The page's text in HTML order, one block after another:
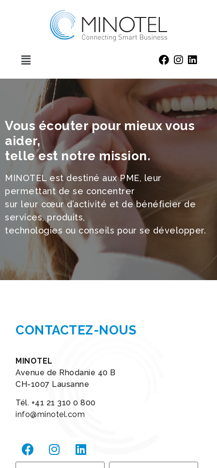
Vous écouter pour mieux vous
aider,
telle est notre mission.
MINOTEL est destiné aux PME, leur
permettant de se concentrer
sur leur cœur d’activité et de bénéficier de
services, produits,
technologies ou conseils pour se développer.
CONTACTEZ-NOUS
MINOTEL
Avenue de Rhodanie 40 B
CH-1007 Lausanne
Tél. +41 21 310 0 800
info@minotel.com